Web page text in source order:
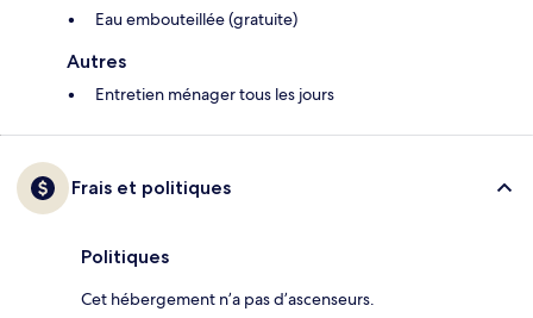
Eau embouteillée (gratuite)
Autres
Entretien ménager tous les jours
Frais et politiques
Politiques
Cet hébergement n’a pas d’ascenseurs.